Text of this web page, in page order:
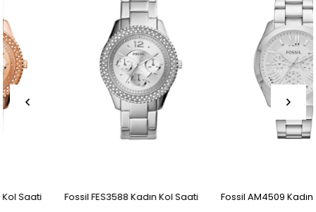
Fossil FES3588 Kadın Kol Saati Fossil AM4509 Kadın Kol Saati